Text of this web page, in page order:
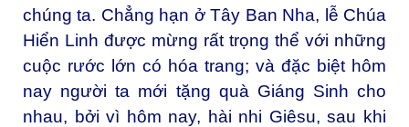
chúng ta. Chẳng hạn ở Tây Ban Nha, lễ Chúa
Hiển Linh được mừng rất trọng thể với những
cuộc rước lớn có hóa trang; và đặc biệt hôm
nay người ta mới tặng quà Giáng Sinh cho
nhau, bởi vì hôm nay, hài nhi Giêsu, sau khi